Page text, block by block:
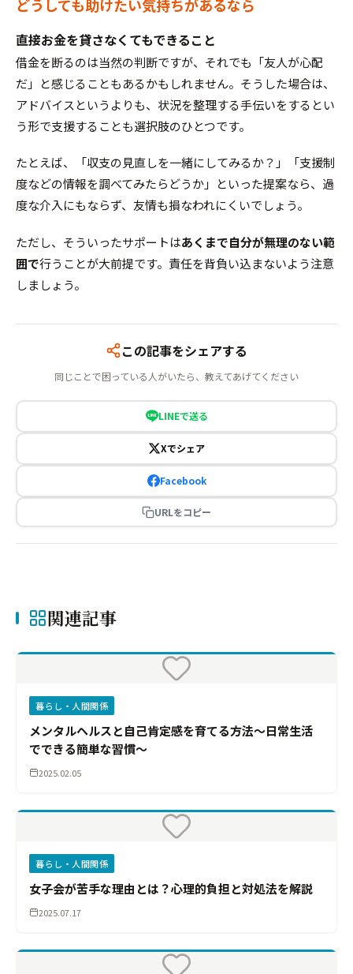
どうしても助けたい気持ちがあるなら
直接お金を貸さなくてもできること
借金を断るのは当然の判断ですが、それでも「友人が心配
だ」と感じることもあるかもしれません。そうした場合は、
アドバイスというよりも、状況を整理する手伝いをするとい
う形で支援することも選択肢のひとつです。
たとえば、「収支の見直しを一緒にしてみるか？」「支援制
度などの情報を調べてみたらどうか」といった提案なら、過
度な介入にもならず、友情も損なわれにくいでしょう。
ただし、そういったサポートはあくまで自分が無理のない範
囲で行うことが大前提です。責任を背負い込まないよう注意
しましょう。
この記事をシェアする
同じことで困っている人がいたら、教えてあげてください
LINEで送る
Xでシェア
Facebook
URLをコピー
関連記事
暮らし・人間関係
メンタルヘルスと自己肯定感を育てる方法～日常生活
でできる簡単な習慣～
2025.02.05
暮らし・人間関係
女子会が苦手な理由とは？心理的負担と対処法を解説
2025.07.17